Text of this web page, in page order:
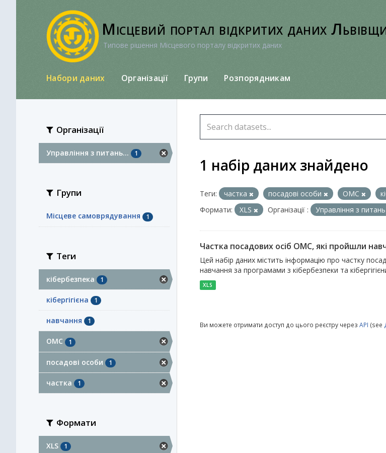
Місцевий портал відкритих даних
Типове рішення Місцевого порталу відкритих даних
Набори даних Організації Групи Розпорядникам
Організації
Управління з питань... 1
Групи
Місцеве самоврядування 1
Теги
кібербезпека 1
кібергігієна 1
навчання 1
ОМС 1
посадові особи 1
частка 1
Формати
XLS 1
1 набір даних знайдено
Теги: частка посадові особи ОМС
Формати:
XLS Організації : Управління з
Частка посадових осіб ОМС, які пройшли
Цей набір даних містить інформацію про частку
навчання за програмами з кібербезпеки та
XLS
Ви можете отримати доступ до цього реєстру через API (see